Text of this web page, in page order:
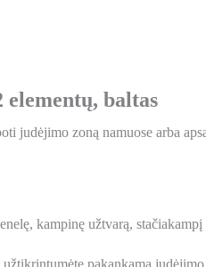
baltas
judėjimo zoną namuose arba
kampinę užtvarą,